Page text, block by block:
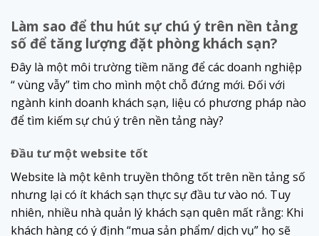
Làm sao để thu hút sự chú ý trên nền tảng
số để tăng lượng đặt phòng khách sạn?
Đây là một môi trường tiềm năng để các doanh nghiệp
“ vùng vẫy” tìm cho mình một chỗ đứng mới. Đối với
ngành kinh doanh khách sạn, liệu có phương pháp nào
để tìm kiếm sự chú ý trên nền tảng này?
Đầu tư một website tốt
Website là một kênh truyền thông tốt trên nền tảng số
nhưng lại có ít khách sạn thực sự đầu tư vào nó. Tuy
nhiên, nhiều nhà quản lý khách sạn quên mất rằng: Khi
khách hàng có ý định “mua sản phẩm/ dịch vụ” họ sẽ